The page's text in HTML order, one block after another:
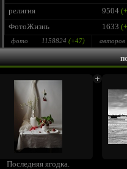
религия
9504
ФотоЖизнь
1633
фото 1158824 (+47) авторов
Последняя ягодка.